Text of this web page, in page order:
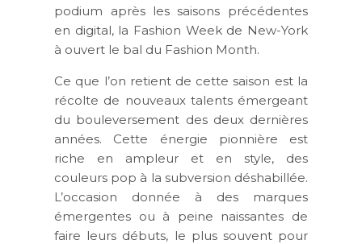
podium après les saisons précédentes
en digital, la Fashion Week de New-York
à ouvert le bal du Fashion Month.
Ce que l’on retient de cette saison est la
récolte de nouveaux talents émergeant
du bouleversement des deux dernières
années. Cette énergie pionnière est
riche en ampleur et en style, des
couleurs pop à la subversion déshabillée.
L’occasion donnée à des marques
émergentes ou à peine naissantes de
faire leurs débuts, le plus souvent pour